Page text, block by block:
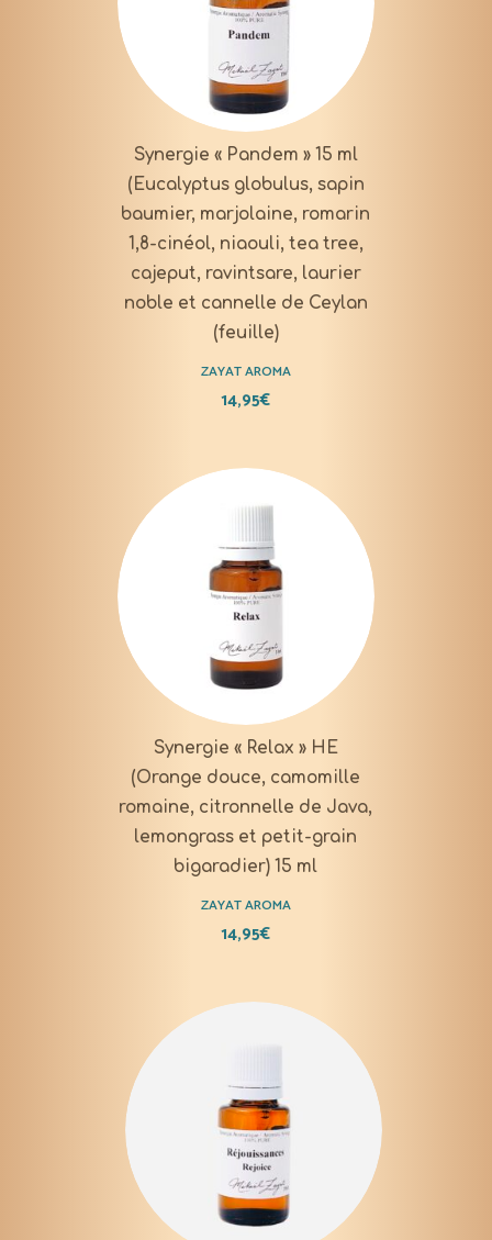
Synergie « Pandem » 15 ml
(Eucalyptus globulus, sapin
baumier, marjolaine, romarin
1,8-cinéol, niaouli, tea tree,
cajeput, ravintsare, laurier
noble et cannelle de Ceylan
(feuille)
ZAYAT AROMA
14,95€
Synergie « Relax » HE
(Orange douce, camomille
romaine, citronnelle de Java,
lemongrass et petit-grain
bigaradier) 15 ml
ZAYAT AROMA
14,95€